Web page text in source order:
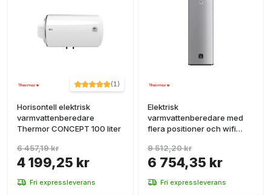
(1)
Horisontell elektrisk
varmvattenberedare
Thermor CONCEPT 100 liter
4 199,25 kr
6 457,19 kr
Fri expressleverans
Elektrisk
varmvattenberedare med
flera positioner och wifi
liter
6 754,35 kr
9 512,20 kr
Fri expressleverans